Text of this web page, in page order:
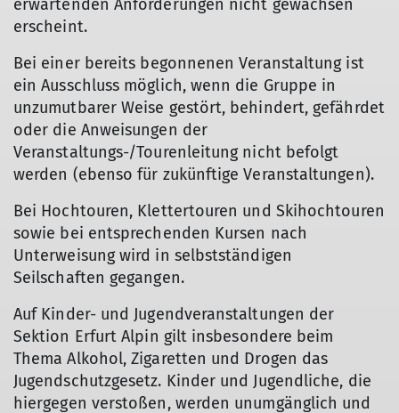
erwartenden Anforderungen nicht gewachsen
erscheint.
Bei einer bereits begonnenen Veranstaltung ist
ein Ausschluss möglich, wenn die Gruppe in
unzumutbarer Weise gestört, behindert, gefährdet
oder die Anweisungen der
Veranstaltungs-/Tourenleitung nicht befolgt
werden (ebenso für zukünftige Veranstaltungen).
Bei Hochtouren, Klettertouren und Skihochtouren
sowie bei entsprechenden Kursen nach
Unterweisung wird in selbstständigen
Seilschaften gegangen.
Auf Kinder- und Jugendveranstaltungen der
Sektion Erfurt Alpin gilt insbesondere beim
Thema Alkohol, Zigaretten und Drogen das
Jugendschutzgesetz. Kinder und Jugendliche, die
hiergegen verstoßen, werden unumgänglich und